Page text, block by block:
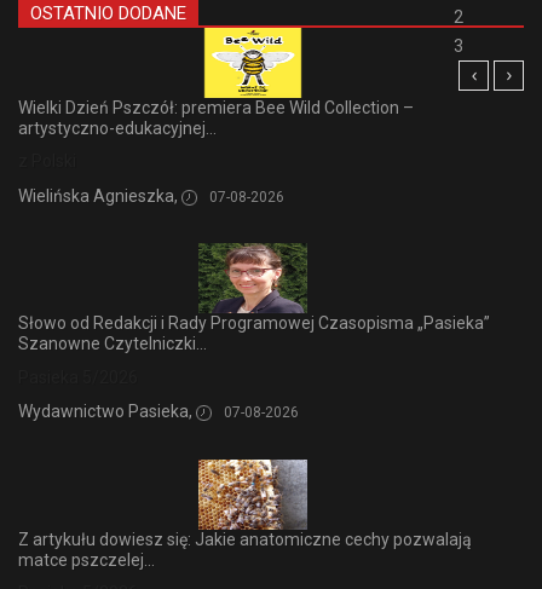
OSTATNIO DODANE
2
3
Wielki Dzień Pszczół: premiera Bee Wild Collection –
artystyczno-edukacyjnej...
Wielińska Agnieszka,
07-08-2026
Słowo od Redakcji i Rady Programowej Czasopisma „Pasieka”
Szanowne Czytelniczki...
Wydawnictwo Pasieka,
07-08-2026
Z artykułu dowiesz się: Jakie anatomiczne cechy pozwalają
matce pszczelej...